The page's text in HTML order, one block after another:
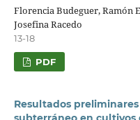
Florencia Budeguer, Ramón
Josefina Racedo
13-18
PDF
Resultados